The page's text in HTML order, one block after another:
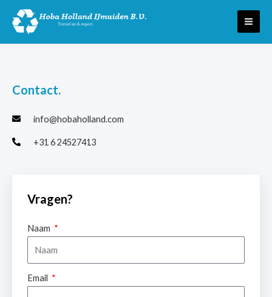
naar
Contact.
info@hobaholland.com
+31 6 24527413
Vragen?
Naam
Email